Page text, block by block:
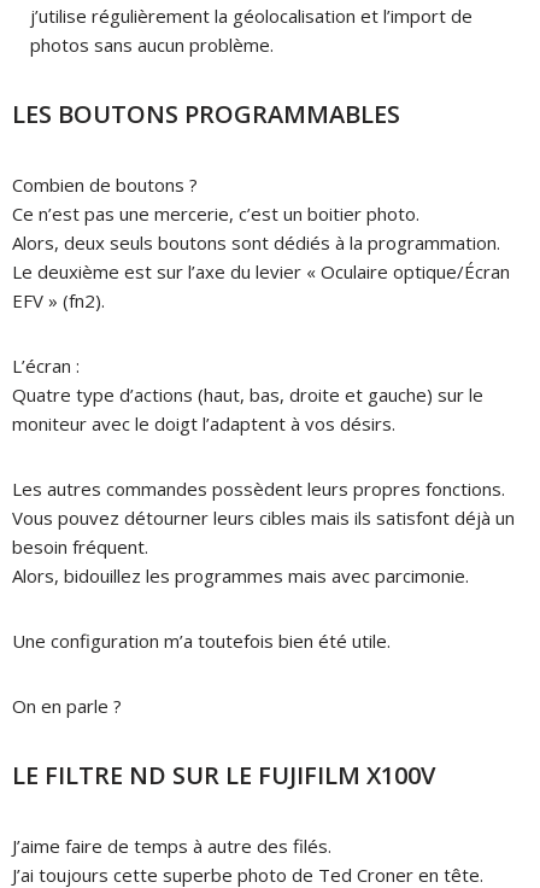
j’utilise régulièrement la géolocalisation et l’import de
photos sans aucun problème.
LES BOUTONS PROGRAMMABLES
Combien de boutons ?
Ce n’est pas une mercerie, c’est un boitier photo.
Alors, deux seuls boutons sont dédiés à la programmation.
Le deuxième est sur l’axe du levier « Oculaire optique/Écran
EFV » (fn2).
L’écran :
Quatre type d’actions (haut, bas, droite et gauche) sur le
moniteur avec le doigt l’adaptent à vos désirs.
Les autres commandes possèdent leurs propres fonctions.
Vous pouvez détourner leurs cibles mais ils satisfont déjà un
besoin fréquent.
Alors, bidouillez les programmes mais avec parcimonie.
Une configuration m’a toutefois bien été utile.
On en parle ?
LE FILTRE ND SUR LE FUJIFILM X100V
J’aime faire de temps à autre des filés.
J’ai toujours cette superbe photo de Ted Croner en tête.